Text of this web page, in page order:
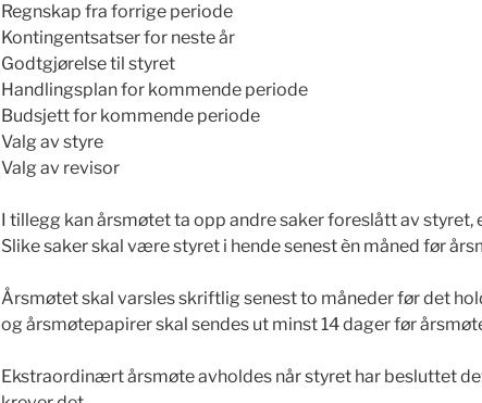
Regnskap fra forrige periode
Kontingentsatser for neste år
Godtgjørelse til styret
Handlingsplan for kommende periode
Budsjett for kommende periode
Valg av styre
Valg av revisor
I tillegg kan årsmøtet ta opp andre saker foreslått av styret,
Slike saker skal være styret i hende senest èn måned før
Årsmøtet skal varsles skriftlig senest to måneder før det
og årsmøtepapirer skal sendes ut minst 14 dager før
Ekstraordinært årsmøte avholdes når styret har besluttet